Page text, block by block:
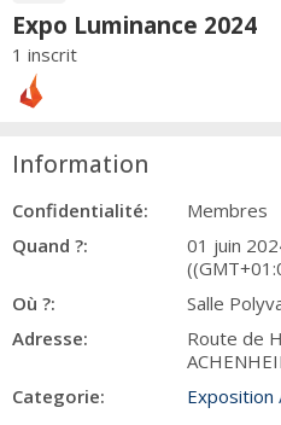
Expo Luminance 2024
1 inscrit
Information
Confidentialité:
Membres
Quand ?:
01 juin
Où ?:
Salle
Adresse:
Route de
Categorie:
Exposition